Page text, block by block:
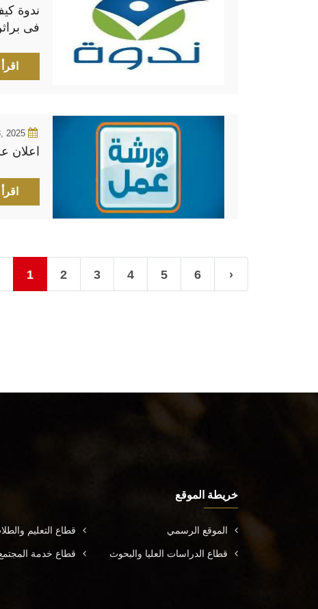
ندوة
فى
2025
اعلان
1 2 3 4 5 6 ›
خريطة الموقع
الموقع الرسمي قطاع التعليم
قطاع الدراسات العليا والبحوث قطاع خدمة المجتمع